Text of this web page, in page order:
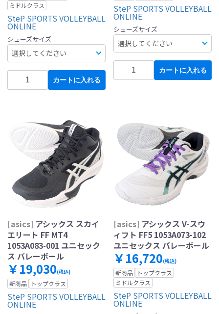
ミドルクラス
SteP SPORTS VOLLEYBALL
ONLINE
シューズサイズ
カートに入れる
SteP SPORTS VOLLEYBALL
ONLINE
シューズサイズ
カートに入れる
[asics] アシックス スカイ
エリート FF MT4
1053A083-001 ユニセック
ス バレーボール
￥19,030(税込)
新商品 トップクラス
SteP SPORTS VOLLEYBALL
ONLINE
[asics] アシックス V-スウ
ィフト FF5 1053A073-102
ユニセックス バレーボール
￥16,720(税込)
新商品
トップクラス
ミドルクラス
SteP SPORTS VOLLEYBALL
ONLINE